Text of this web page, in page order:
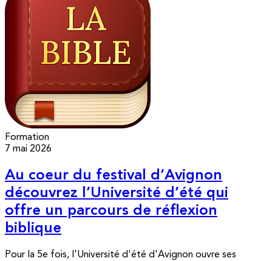
Formation
7 mai 2026
Au coeur du festival d’Avignon
découvrez l’Université d’été qui
offre un parcours de réflexion
biblique
Pour la 5e fois, l'Université d'été d'Avignon ouvre ses